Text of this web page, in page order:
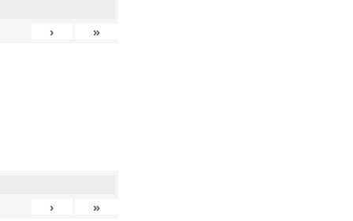
› »
› »